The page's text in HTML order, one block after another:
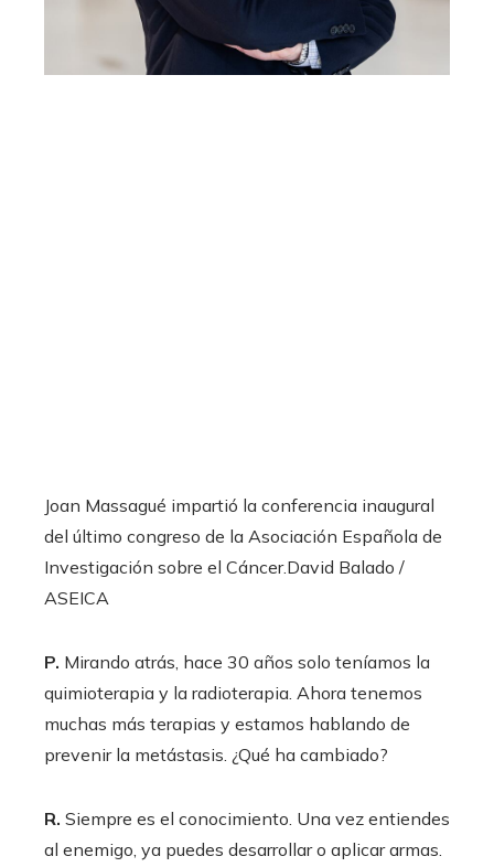
Joan Massagué impartió la conferencia inaugural
del último congreso de la Asociación Española de
Investigación sobre el Cáncer.David Balado /
ASEICA
P. Mirando atrás, hace 30 años solo teníamos la
quimioterapia y la radioterapia. Ahora tenemos
muchas más terapias y estamos hablando de
prevenir la metástasis. ¿Qué ha cambiado?
R. Siempre es el conocimiento. Una vez entiendes
al enemigo, ya puedes desarrollar o aplicar armas.